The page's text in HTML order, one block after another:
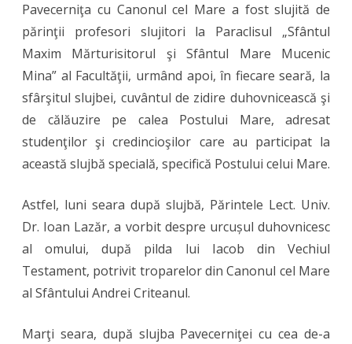
Felea”
Arad
Pavecerniţa cu Canonul cel Mare a fost slujită de
părinţii profesori slujitori la Paraclisul „Sfântul
Maxim Mărturisitorul şi Sfântul Mare Mucenic
Mina” al Facultăţii, urmând apoi, în fiecare seară, la
sfârşitul slujbei, cuvântul de zidire duhovnicească şi
de călăuzire pe calea Postului Mare, adresat
studenţilor şi credincioşilor care au participat la
această slujbă specială, specifică Postului celui Mare.
Astfel, luni seara după slujbă, Părintele Lect. Univ.
Dr. Ioan Lazăr, a vorbit despre urcușul duhovnicesc
al omului, după pilda lui Iacob din Vechiul
Testament, potrivit troparelor din Canonul cel Mare
al Sfântului Andrei Criteanul.
Marţi seara, după slujba Pavecerniţei cu cea de-a